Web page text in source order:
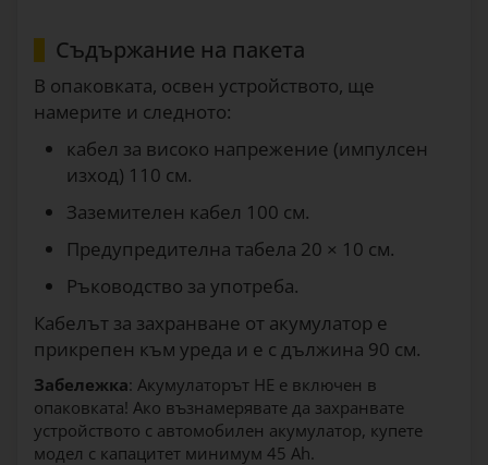
Съдържание на пакета
В опаковката, освен устройството, ще
намерите и следното:
кабел за високо напрежение (импулсен
изход) 110 см.
Заземителен кабел 100 см.
Предупредителна табела 20 × 10 см.
Ръководство за употреба.
Кабелът за захранване от акумулатор е
прикрепен към уреда и е с дължина 90 см.
Забележка: Акумулаторът НЕ е включен в
опаковката! Ако възнамерявате да захранвате
устройството с автомобилен акумулатор, купете
модел с капацитет минимум 45 Ah.